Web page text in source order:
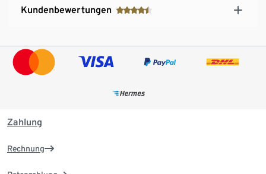
Kundenbewertungen
Zahlung
Rechnung